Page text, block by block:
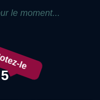
le moment...
le